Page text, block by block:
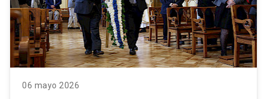
06 mayo 2026